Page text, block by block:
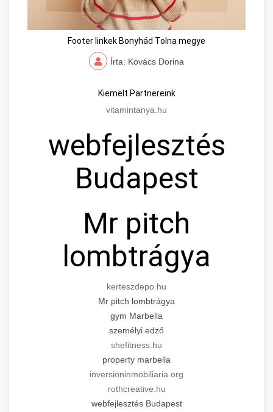
Footer linkek Bonyhád Tolna megye
Írta: Kovács Dorina
Kiemelt Partnereink
vitamintanya.hu
webfejlesztés
Budapest
Mr pitch
lombtrágya
kerteszdepo.hu
Mr pitch lombtrágya
gym Marbella
személyi edző
shefitness.hu
property marbella
inversioninmobiliaria.org
rothcreative.hu
webfejlesztés Budapest